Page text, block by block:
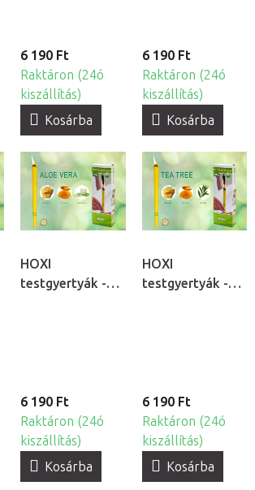
6 190 Ft
Raktáron (24ó
kiszállítás)
Kosárba
6 190 Ft
Raktáron (24ó
kiszállítás)
Kosárba
HOXI
testgyertyák -
6 190 Ft
Raktáron (24ó
kiszállítás)
Kosárba
HOXI
testgyertyák -
6 190 Ft
Raktáron (24ó
kiszállítás)
Kosárba